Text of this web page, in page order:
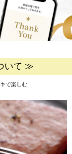
いて ≫
で楽しむ